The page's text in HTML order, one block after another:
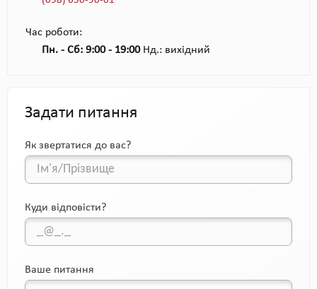
Час роботи:
Пн. - Сб: 9:00 - 19:00Нд.: вихідний
Задати питання
Як звертатися до вас?
Куди відповісти?
Ваше питання